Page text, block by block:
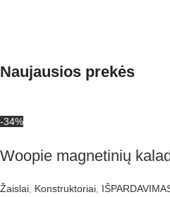
Naujausios prekės
-34%
Woopie magnetinių
Žaislai Konstruktoriai